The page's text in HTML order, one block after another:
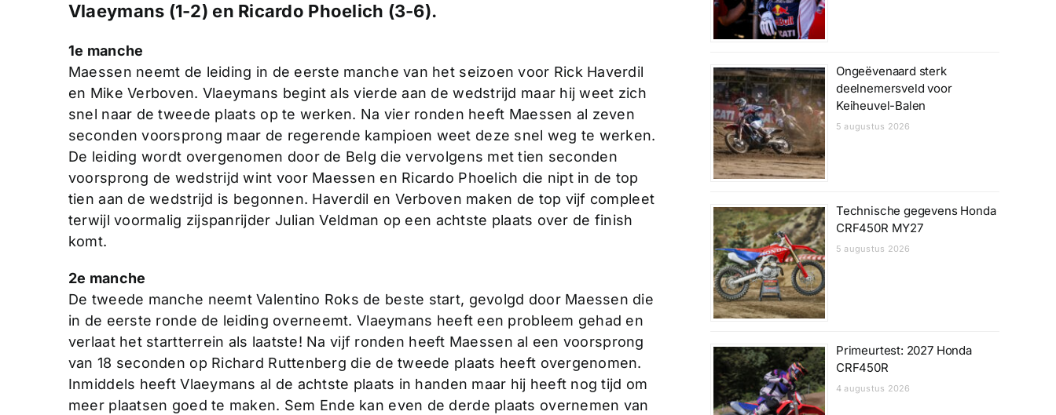
Vlaeymans (1-2) en Ricardo Phoelich (3-6).
1e manche
Maessen neemt de leiding in de eerste manche van het seizoen voor Rick Haverdil
en Mike Verboven. Vlaeymans begint als vierde aan de wedstrijd maar hij weet zich
snel naar de tweede plaats op te werken. Na vier ronden heeft Maessen al zeven
seconden voorsprong maar de regerende kampioen weet deze snel weg te werken.
De leiding wordt overgenomen door de Belg die vervolgens met tien seconden
voorsprong de wedstrijd wint voor Maessen en Ricardo Phoelich die nipt in de top
tien aan de wedstrijd is begonnen. Haverdil en Verboven maken de top vijf compleet
terwijl voormalig zijspanrijder Julian Veldman op een achtste plaats over de finish
komt.
2e manche
De tweede manche neemt Valentino Roks de beste start, gevolgd door Maessen die
in de eerste ronde de leiding overneemt. Vlaeymans heeft een probleem gehad en
verlaat het startterrein als laatste! Na vijf ronden heeft Maessen al een voorsprong
van 18 seconden op Richard Ruttenberg die de tweede plaats heeft overgenomen.
Inmiddels heeft Vlaeymans al de achtste plaats in handen maar hij heeft nog tijd om
meer plaatsen goed te maken. Sem Ende kan even de derde plaats overnemen van
Ongeëvenaard sterk
deelnemersveld voor
Keiheuvel-Balen
5 augustus 2026
Technische gegevens Honda
CRF450R MY27
5 augustus 2026
Primeurtest: 2027 Honda
CRF450R
4 augustus 2026